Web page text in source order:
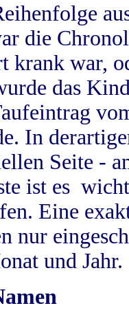
die
krank war,
das
In
Seite -
ist es
Eine
nur
und Jahr.